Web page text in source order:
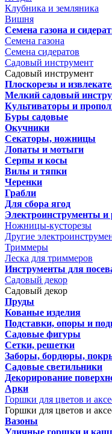
Клубника и земляника
Вишня
Семена газона и
Семена газона
Семена сидератов
Садовый инструмент
Садовый инструмент
Плоскорезы и
Мелкий садовый
Культиваторы и
Буры садовые
Окучники
Секаторы, ножницы
Лопаты и мотыги
Серпы и косы
Вилы и тяпки
Черенки
Грабли
Для сбора ягод
Электроинструменты и
Ножницы-кусторезы
Другие
Триммеры
Леска для триммеров
Инструменты для
Садовый декор
Садовый декор
Пруды
Кованые изделия
Подставки, опоры и
Садовые фигуры
Сетки, решетки
Заборы, бордюры,
Садовые светильники
Декорирование
Арки
Горшки для цветов и
Горшки для цветов и
Вазоны
Уличные горшки и